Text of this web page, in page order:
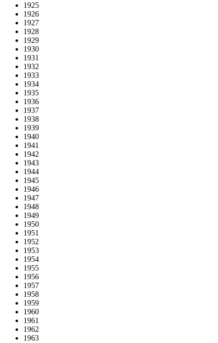
1925
1926
1927
1928
1929
1930
1931
1932
1933
1934
1935
1936
1937
1938
1939
1940
1941
1942
1943
1944
1945
1946
1947
1948
1949
1950
1951
1952
1953
1954
1955
1956
1957
1958
1959
1960
1961
1962
1963